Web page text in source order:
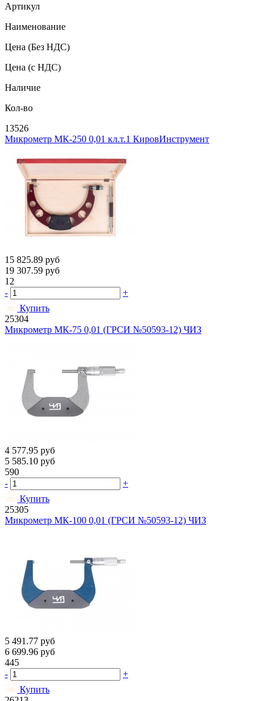
Артикул
Наименование
Цена (Без НДС)
Цена (с НДС)
Наличие
Кол-во
13526
Микрометр МК-250 0,01 кл.т.1 КировИнструмент
15 825.89 руб
19 307.59 руб
12
-
+
Купить
25304
Микрометр МК-75 0,01 (ГРСИ №50593-12) ЧИЗ
4 577.95 руб
5 585.10 руб
590
-
+
Купить
25305
Микрометр МК-100 0,01 (ГРСИ №50593-12) ЧИЗ
5 491.77 руб
6 699.96 руб
445
-
+
Купить